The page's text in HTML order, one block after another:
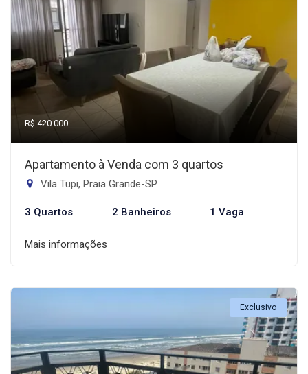
R$ 420.000
Apartamento à Venda com 3 quartos
Vila Tupi, Praia Grande-SP
3 Quartos 2 Banheiros 1 Vaga
Mais informações
Exclusivo